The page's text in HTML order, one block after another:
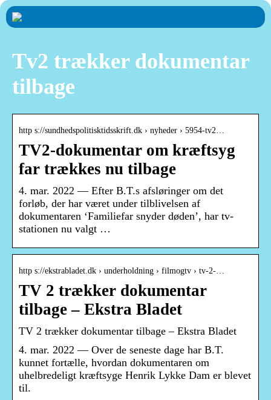
Tv2 trækker dokumentar
tilbage
http s://sundhedspolitisktidsskrift.dk › nyheder › 5954-tv2…
TV2-dokumentar om kræftsyg
far trækkes nu tilbage
4. mar. 2022 — Efter B.T.s afsløringer om det
forløb, der har været under tilblivelsen af
dokumentaren ‘Familiefar snyder døden’, har tv-
stationen nu valgt …
http s://ekstrabladet.dk › underholdning › filmogtv › tv-2-…
TV 2 trækker dokumentar
tilbage – Ekstra Bladet
TV 2 trækker dokumentar tilbage – Ekstra Bladet
4. mar. 2022 — Over de seneste dage har B.T.
kunnet fortælle, hvordan dokumentaren om
uhelbredeligt kræftsyge Henrik Lykke Dam er blevet
til.